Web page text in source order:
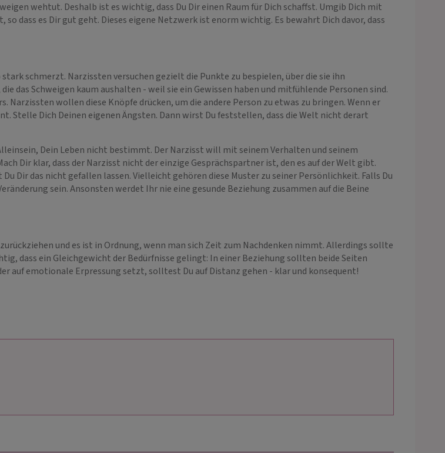
wehtut. Deshalb ist es wichtig, dass Du Dir einen Raum für Dich schaffst. Umgib Dich mit
so dass es Dir gut geht. Dieses eigene Netzwerk ist enorm wichtig. Es bewahrt Dich davor, dass
schmerzt. Narzissten versuchen gezielt die Punkte zu bespielen, über die sie ihn
das Schweigen kaum aushalten - weil sie ein Gewissen haben und mitfühlende Personen sind.
Narzissten wollen diese Knöpfe drücken, um die andere Person zu etwas zu bringen. Wenn er
Stelle Dich Deinen eigenen Ängsten. Dann wirst Du feststellen, dass die Welt nicht derart
Dein Leben nicht bestimmt. Der Narzisst will mit seinem Verhalten und seinem
Dir klar, dass der Narzisst nicht der einzige Gesprächspartner ist, den es auf der Welt gibt.
Dir das nicht gefallen lassen. Vielleicht gehören diese Muster zu seiner Persönlichkeit. Falls Du
sein. Ansonsten werdet Ihr nie eine gesunde Beziehung zusammen auf die Beine
und es ist in Ordnung, wenn man sich Zeit zum Nachdenken nimmt. Allerdings sollte
dass ein Gleichgewicht der Bedürfnisse gelingt: In einer Beziehung sollten beide Seiten
auf emotionale Erpressung setzt, solltest Du auf Distanz gehen - klar und konsequent!